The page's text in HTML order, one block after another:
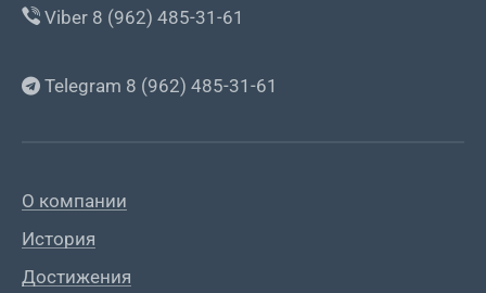
Viber 8 (962) 485-31-61
Telegram 8 (962) 485-31-61
О компании
История
Достижения